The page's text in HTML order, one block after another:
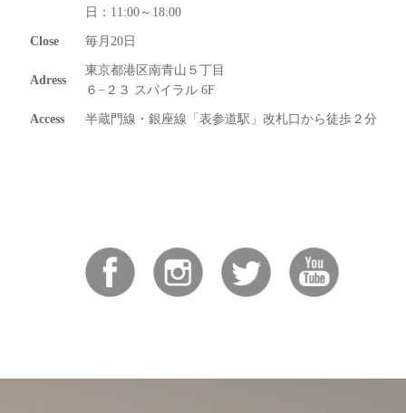
日：11:00～18:00
Close 毎月20日
Adress
東京都港区南青山５丁目
６−２３ スパイラル 6F
Access 半蔵門線・銀座線「表参道駅」改札口から徒歩２分